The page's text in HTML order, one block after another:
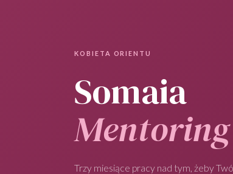
KOBIETA ORIENTU
Somaia
Mentoring
Trzy miesiące pracy nad tym, żeby